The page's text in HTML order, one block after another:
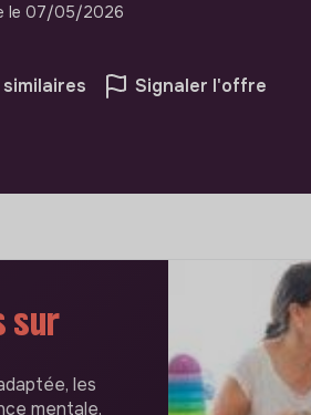
le 07/05/2026
Signaler l'offre
sur
les
mentale,